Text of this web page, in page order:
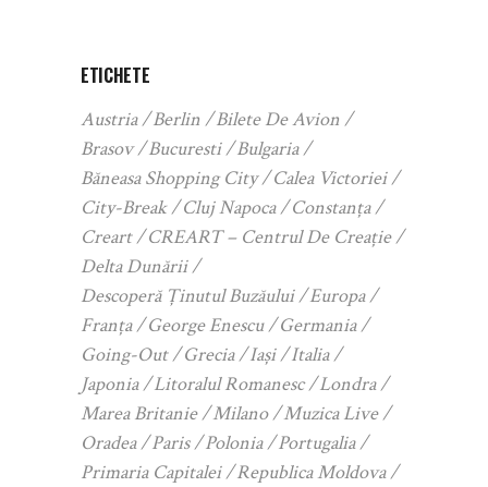
ETICHETE
Austria Berlin
Bilete De Avion
Brasov
Bucuresti
Bulgaria
Băneasa Shopping City
Calea Victoriei
City-Break
Cluj Napoca
Constanța
Creart
CREART – Centrul De Creație
Delta Dunării
Descoperă Ținutul Buzăului
Europa
Franța
George Enescu
Germania
Going-Out
Grecia Iași
Italia
Japonia
Litoralul Romanesc
Londra
Marea Britanie
Milano
Muzica Live
Oradea
Paris Polonia
Portugalia
Primaria Capitalei
Republica Moldova